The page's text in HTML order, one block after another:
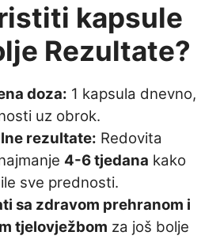
kapsule
Rezultate?
doza: 1 kapsula dnevno,
uz obrok.
rezultate: Redovita
4-6 tjedana kako
sve prednosti.
sa zdravom prehranom i
tjelovježbom za još bolje